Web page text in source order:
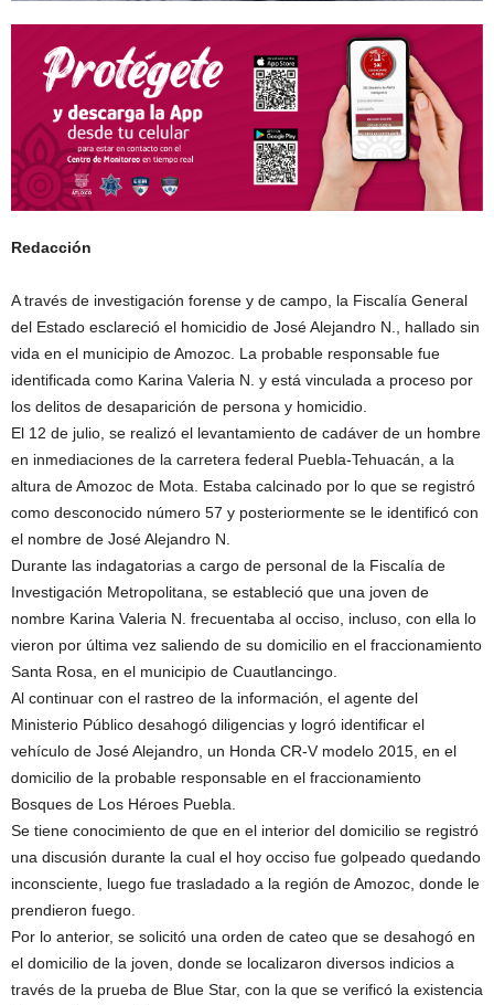
Redacción
A través de investigación forense y de campo, la Fiscalía General
del Estado esclareció el homicidio de José Alejandro N., hallado sin
vida en el municipio de Amozoc. La probable responsable fue
identificada como Karina Valeria N. y está vinculada a proceso por
los delitos de desaparición de persona y homicidio.
El 12 de julio, se realizó el levantamiento de cadáver de un hombre
en inmediaciones de la carretera federal Puebla-Tehuacán, a la
altura de Amozoc de Mota. Estaba calcinado por lo que se registró
como desconocido número 57 y posteriormente se le identificó con
el nombre de José Alejandro N.
Durante las indagatorias a cargo de personal de la Fiscalía de
Investigación Metropolitana, se estableció que una joven de
nombre Karina Valeria N. frecuentaba al occiso, incluso, con ella lo
vieron por última vez saliendo de su domicilio en el fraccionamiento
Santa Rosa, en el municipio de Cuautlancingo.
Al continuar con el rastreo de la información, el agente del
Ministerio Público desahogó diligencias y logró identificar el
vehículo de José Alejandro, un Honda CR-V modelo 2015, en el
domicilio de la probable responsable en el fraccionamiento
Bosques de Los Héroes Puebla.
Se tiene conocimiento de que en el interior del domicilio se registró
una discusión durante la cual el hoy occiso fue golpeado quedando
inconsciente, luego fue trasladado a la región de Amozoc, donde le
prendieron fuego.
Por lo anterior, se solicitó una orden de cateo que se desahogó en
el domicilio de la joven, donde se localizaron diversos indicios a
través de la prueba de Blue Star, con la que se verificó la existencia